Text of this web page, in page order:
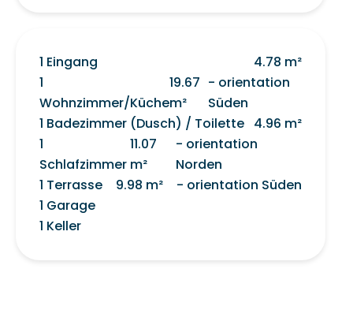
1 Eingang
4.78 m²
1
Wohnzimmer/Küche
19.67
m²
- orientation
Süden
1 Badezimmer (Dusch) / Toilette 4.96 m²
1
Schlafzimmer
11.07
m²
- orientation
Norden
1 Terrasse
9.98 m²
- orientation Süden
1 Garage
1 Keller